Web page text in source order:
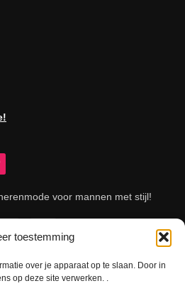
toestemming
over je apparaat op te slaan. Door in
op deze site verwerken. .
voor mannen met stijl!